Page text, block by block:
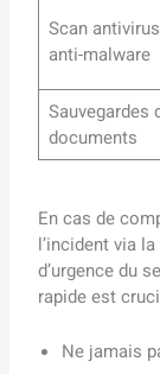
Scan
anti-malware
Sauvegardes
documents
En cas de
l’incident via
d’urgence du
rapide est
Ne jamais